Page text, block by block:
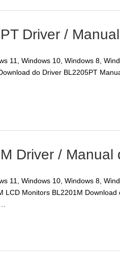
Driver /
11, Windows 10, Windows 8,
do Driver BL2205PT
Driver / Manual
11, Windows 10, Windows 8,
LCD Monitors BL2201M